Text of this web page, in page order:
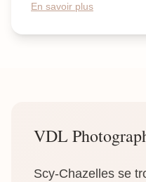
En savoir plus
VDL
Scy-Chazelles se